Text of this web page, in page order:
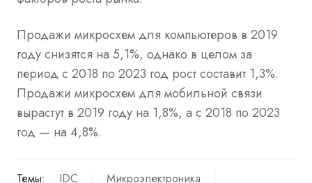
Продажи микросхем для компьютеров в 2019
году снизятся на 5,1%, однако в целом за
период с 2018 по 2023 год рост составит 1,3%.
Продажи микросхем для мобильной связи
вырастут в 2019 году на 1,8%, а с 2018 по 2023
год — на 4,8%.
Темы: IDC Микроэлектроника